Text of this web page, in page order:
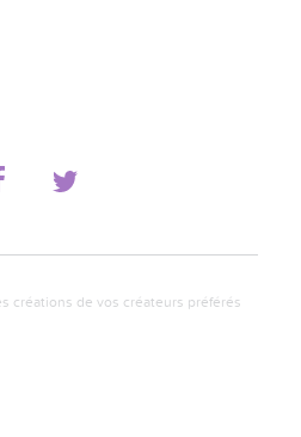
créations de vos créateurs préférés